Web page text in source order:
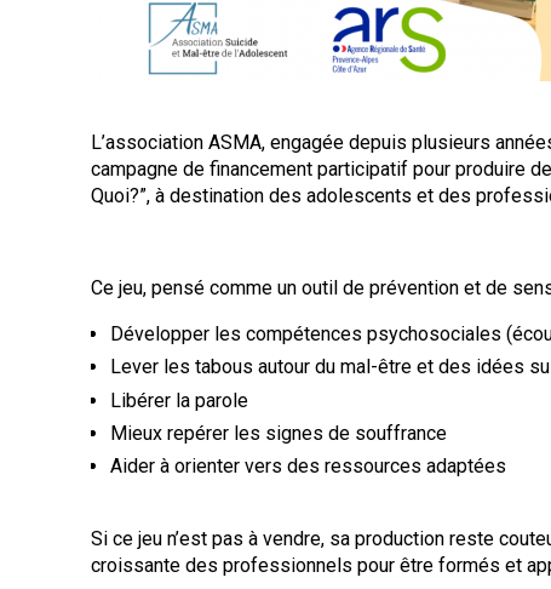
L’association ASMA, engagée depuis plusieurs
campagne de financement participatif pour produire
Quoi?”, à destination des adolescents et des
Ce jeu, pensé comme un outil de prévention et de
Développer les compétences psychosociales
Lever les tabous autour du mal-être et des idées
Libérer la parole
Mieux repérer les signes de souffrance
Aider à orienter vers des ressources adaptées
Si ce jeu n’est pas à vendre, sa production reste
croissante des professionnels pour être formés et